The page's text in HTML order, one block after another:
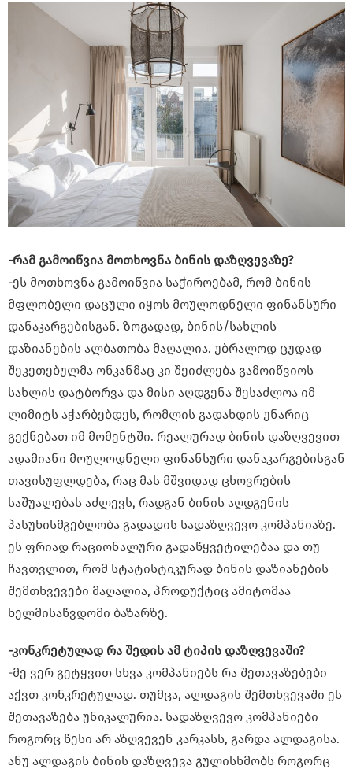
-რამ გამოიწვია მოთხოვნა ბინის დაზღვევაზე?
-ეს მოთხოვნა გამოიწვია საჭიროებამ, რომ ბინის
მფლობელი დაცული იყოს მოულოდნელი ფინანსური
დანაკარგებისგან. ზოგადად, ბინის/სახლის
დაზიანების ალბათობა მაღალია. უბრალოდ ცუდად
შეკეთებულმა ონკანმაც კი შეიძლება გამოიწვიოს
სახლის დატბორვა და მისი აღდგენა შესაძლოა იმ
ლიმიტს აჭარბებდეს, რომლის გადახდის უნარიც
გექნებათ იმ მომენტში. რეალურად ბინის დაზღვევით
ადამიანი მოულოდნელი ფინანსური დანაკარგებისგან
თავისუფლდება, რაც მას მშვიდად ცხოვრების
საშუალებას აძლევს, რადგან ბინის აღდგენის
პასუხისმგებლობა გადადის სადაზღვევო კომპანიაზე.
ეს ფრიად რაციონალური გადაწყვეტილებაა და თუ
ჩავთვლით, რომ სტატისტიკურად ბინის დაზიანების
შემთხვევები მაღალია, პროდუქტიც ამიტომაა
ხელმისაწვდომი ბაზარზე.
-კონკრეტულად რა შედის ამ ტიპის დაზღვევაში?
-მე ვერ გეტყვით სხვა კომპანიებს რა შეთავაზებები
აქვთ კონკრეტულად. თუმცა, ალდაგის შემთხვევაში ეს
შეთავაზება უნიკალურია. სადაზღვევო კომპანიები
როგორც წესი არ აზღვევენ კარკასს, გარდა ალდაგისა.
ანუ ალდაგის ბინის დაზღვევა გულისხმობს როგორც